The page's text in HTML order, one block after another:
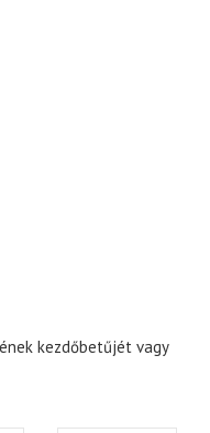
kezdőbetűjét vagy